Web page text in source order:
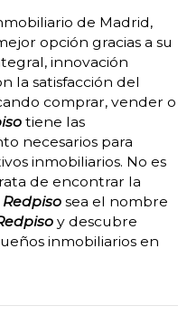
de Madrid,
opción gracias a su
innovación
la satisfacción del
comprar, vender o
tiene las
necesarios para
inmobiliarios. No es
de encontrar la
Redpisosea el nombre
y descubre
inmobiliarios en